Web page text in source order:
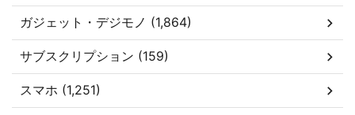
ガジェット・デジモノ (1,864)
サブスクリプション (159)
スマホ (1,251)